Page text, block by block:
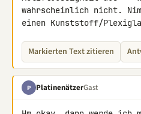
wahrscheinlich nicht.
einen Kunststoff/
Markierten Text zitieren
P PlatinenätzerGast